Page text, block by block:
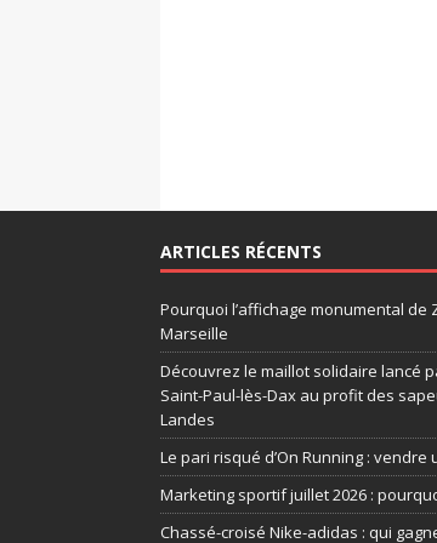
ARTICLES RÉCENTS
Pourquoi l’affichage monumental
Marseille
Découvrez le maillot solidaire lancé
Saint-Paul-lès-Dax au profit des
Landes
Le pari risqué d’On Running :
Marketing sportif juillet 2026 :
Chassé-croisé Nike-adidas : qui